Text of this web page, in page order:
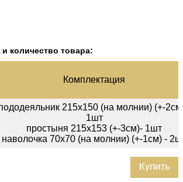
количество товара:
Ком­плек­тация
215х150 (на молнии) (+-
1шт
простыня 215х153 (+-3см)- 1шт
наволочка 70х70 (на молнии) (+-1см) -
Купить